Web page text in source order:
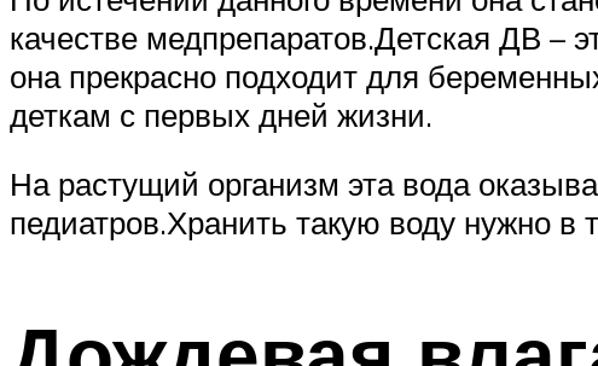
качестве медпрепаратов.Детская ДВ –
она прекрасно подходит для
деткам с первых дней жизни.
На растущий организм эта вода
педиатров.Хранить такую воду нужно в